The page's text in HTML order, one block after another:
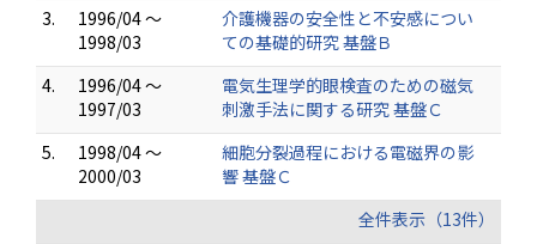
3.
1996/04 ～
1998/03
介護機器の安全性と不安感につい
ての基礎的研究 基盤Ｂ
4.
1996/04 ～
1997/03
電気生理学的眼検査のための磁気
刺激手法に関する研究 基盤Ｃ
5.
1998/04 ～
2000/03
細胞分裂過程における電磁界の影
響 基盤Ｃ
全件表示（13件）